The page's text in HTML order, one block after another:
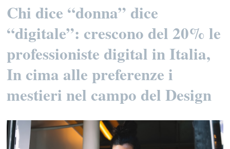
Chi dice “donna” dice
“digitale”: crescono del 20% le
professioniste digital in Italia,
In cima alle preferenze i
mestieri nel campo del Design